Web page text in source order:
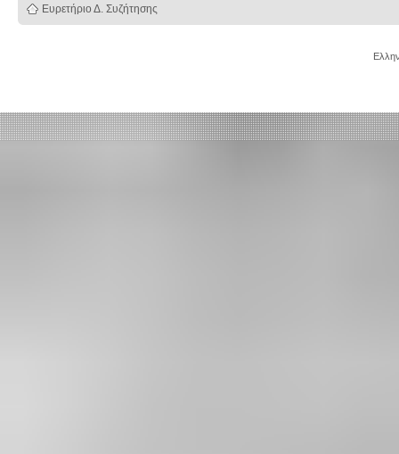
Ευρετήριο Δ. Συζήτησης